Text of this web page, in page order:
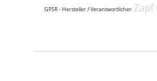
GPSR - Hersteller / Verantwortlicher Zapf